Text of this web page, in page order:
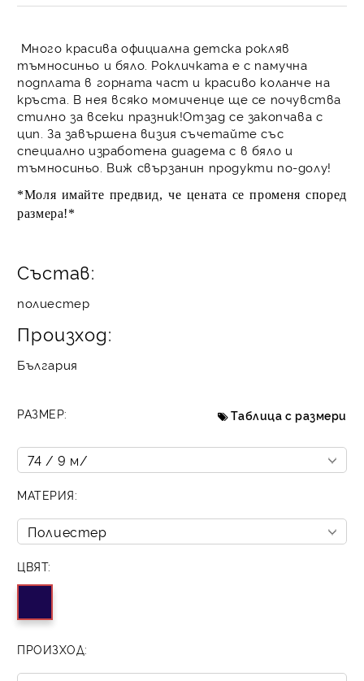
Много красива официална детска рокляв
тъмносиньо и бяло. Рокличката е с памучна
подплата в горната част и красиво коланче на
кръста. В нея всяко момиченце ще се почувства
стилно за всеки празник!Отзад се закопчава с
цип. За завършена визия съчетайте със
специално изработена диадема с в бяло и
тъмносиньо. Виж свързанин продукти по-долу!
*Моля имайте предвид, че цената се променя според
размера!*
Състав:
полиестер
Произход:
България
РАЗМЕР: Таблица с размери
МАТЕРИЯ:
ЦВЯТ:
ПРОИЗХОД: